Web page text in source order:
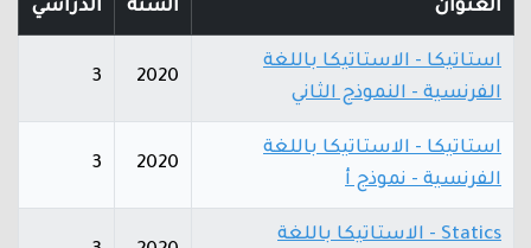
العنوان السنة
الدراسي
استاتيكا - الاستاتيكا باللغة
الفرنسية - النموذج الثاني
2020
3
استاتيكا - الاستاتيكا باللغة
الفرنسية - نموذج أ
2020
3
Statics - الاستاتيكا باللغة